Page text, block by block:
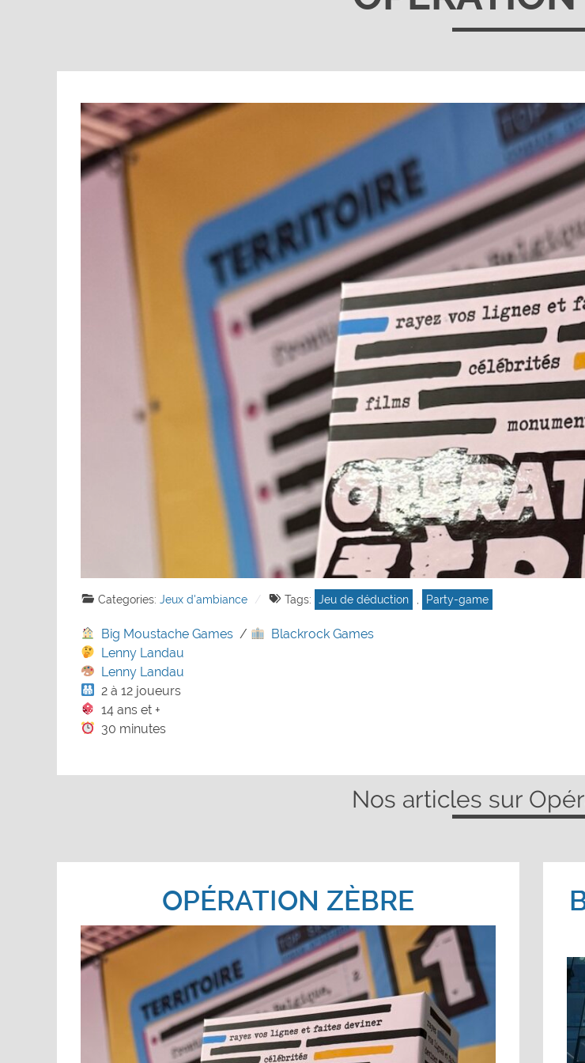
Categories: Jeux d'ambiance Tags: Jeu de déduction Party-game
Big Moustache Games /
Blackrock Games
Lenny Landau
Lenny Landau
2 à 12 joueurs
14 ans et +
30 minutes
Nos articles sur
OPÉRATION ZÈBRE